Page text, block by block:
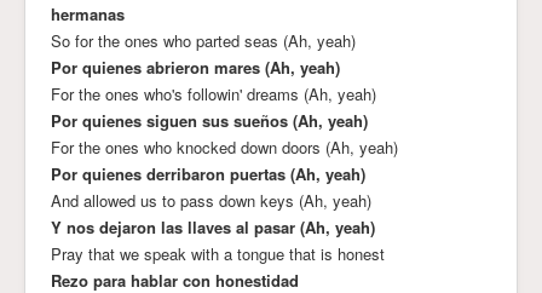
hermanas
So for the ones who parted seas (Ah, yeah)
Por quienes abrieron mares (Ah, yeah)
For the ones who's followin' dreams (Ah, yeah)
Por quienes siguen sus sueños (Ah, yeah)
For the ones who knocked down doors (Ah, yeah)
Por quienes derribaron puertas (Ah, yeah)
And allowed us to pass down keys (Ah, yeah)
Y nos dejaron las llaves al pasar (Ah, yeah)
Pray that we speak with a tongue that is honest
Rezo para hablar con honestidad